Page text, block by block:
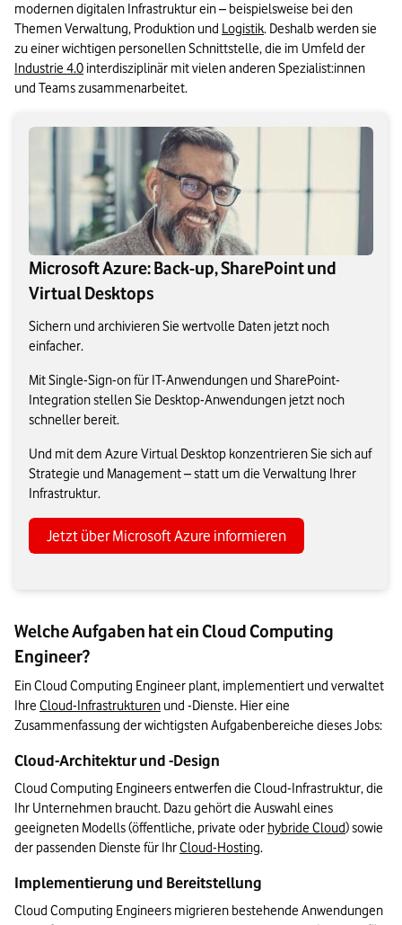
modernen digitalen Infrastruktur ein – beispielsweise bei den
Themen Verwaltung, Produktion und Logistik. Deshalb werden sie
Industrie 4.0 interdisziplinär mit vielen anderen Spezialist:innen
und Teams zusammenarbeitet.
Microsoft Azure: Back-up, SharePoint und
Virtual Desktops
Sichern und archivieren Sie wertvolle Daten jetzt noch
einfacher.
Mit Single-Sign-on für IT-Anwendungen und SharePoint-
Integration stellen Sie Desktop-Anwendungen jetzt noch
schneller bereit.
Und mit dem Azure Virtual Desktop konzentrieren Sie sich auf
Strategie und Management – statt um die Verwaltung Ihrer
Infrastruktur.
Jetzt über Microsoft Azure informieren
Welche Aufgaben hat ein Cloud Computing
Engineer?
Ein Cloud Computing Engineer plant, implementiert und verwaltet
Ihre Cloud-Infrastrukturen und -Dienste. Hier eine
Zusammenfassung der wichtigsten Aufgabenbereiche dieses Jobs:
Cloud-Architektur und -Design
Cloud Computing Engineers entwerfen die Cloud-Infrastruktur, die
Ihr Unternehmen braucht. Dazu gehört die Auswahl eines
geeigneten Modells (öffentliche, private oder hybride Cloud) sowie
der passenden Dienste für Ihr Cloud-Hosting.
Implementierung und Bereitstellung
Cloud Computing Engineers migrieren bestehende Anwendungen